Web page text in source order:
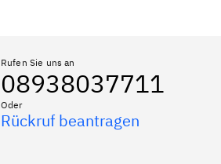
Rufen Sie uns an
08938037711
Oder
Rückruf beantragen